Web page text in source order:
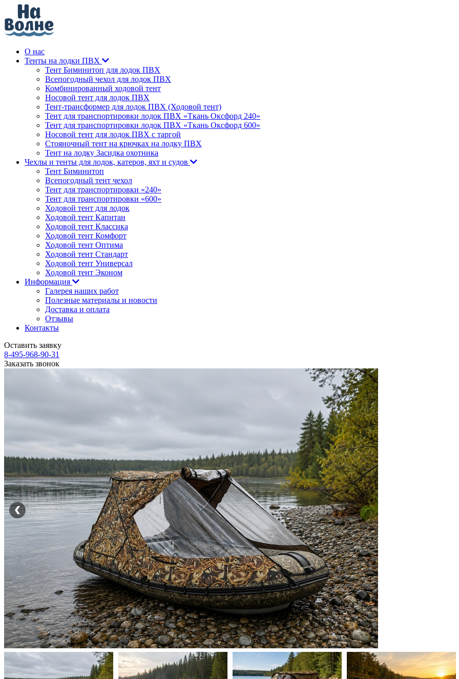
О нас
Тенты на лодки ПВХ
Тент Биминитоп для лодок ПВХ
Всепогодный чехол для лодок ПВХ
Комбинированный ходовой тент
Носовой тент для лодок ПВХ
Тент-трансформер для лодок ПВХ (Ходовой тент)
Тент для транспортировки лодок ПВХ «Ткань Оксфорд 240»
Тент для транспортировки лодок ПВХ «Ткань Оксфорд 600»
Носовой тент для лодок ПВХ с таргой
Стояночный тент на крючках на лодку ПВХ
Тент на лодку Засидка охотника
Чехлы и тенты для лодок, катеров, яхт и судов
Тент Биминитоп
Всепогодный тент чехол
Тент для транспортировки «240»
Тент для транспортировки «600»
Ходовой тент для лодок
Ходовой тент Капитан
Ходовой тент Классика
Ходовой тент Комфорт
Ходовой тент Оптима
Ходовой тент Стандарт
Ходовой тент Универсал
Ходовой тент Эконом
Информация
Галерея наших работ
Полезные материалы и новости
Доставка и оплата
Отзывы
Контакты
Оставить заявку
8-495-968-90-31
Заказать звонок